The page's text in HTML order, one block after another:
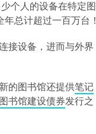
个人的设备在特定图
总计超过一百万台！
接设备，进而与外界
的图书馆还提供笔记
书馆建设债券发行之